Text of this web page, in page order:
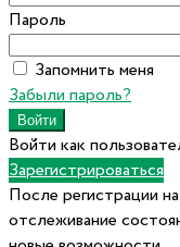
Пароль
Запомнить меня
Забыли пароль?
Войти как
Зарегистрироваться
После регистрации
отслеживание